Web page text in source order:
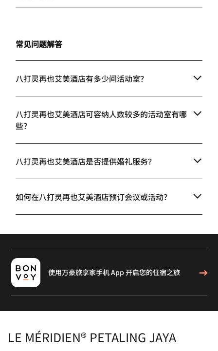
常见问题解答
八打灵再也艾美酒店有多少间活动室？
八打灵再也艾美酒店可容纳人数较多的活动室有哪
些？
八打灵再也艾美酒店是否提供婚礼服务？
如何在八打灵再也艾美酒店预订会议或活动？
使用万豪旅享家手机 App 开启您的住宿之旅
LE MÉRIDIEN® PETALING JAYA